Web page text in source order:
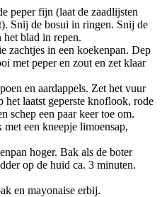
peper fijn (laat de zaadlijsten
Snij de bosui in ringen. Snij de
het blad in repen.
zachtjes in een koekenpan. Dep
met peper en zout en zet klaar
en aardappels. Zet het vuur
het laatst geperste knoflook, rode
schep een paar keer toe om.
een kneepje limoensap,
hoger. Bak als de boter
op de huid ca. 3 minuten.
en mayonaise erbij.